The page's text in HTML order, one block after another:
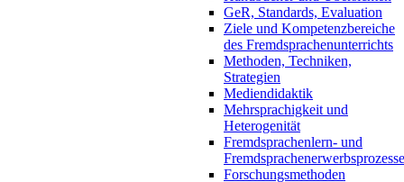
GeR, Standards, Evaluation
Ziele und Kompetenzbereiche
des Fremdsprachenunterrichts
Methoden, Techniken,
Strategien
Mediendidaktik
Mehrsprachigkeit und
Heterogenität
Fremdsprachenlern- und
Fremdsprachenerwerbsprozesse
Forschungsmethoden